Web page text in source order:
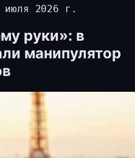
июля 2026 г.
руки»: в
манипулятор